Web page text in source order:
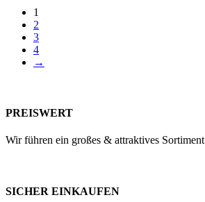
1
2
3
4
→
PREISWERT
Wir führen ein großes & attraktives Sortiment
SICHER EINKAUFEN